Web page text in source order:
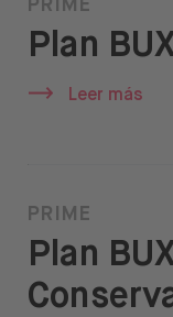
PRIME
Plan
Leer más
PRIME
Plan